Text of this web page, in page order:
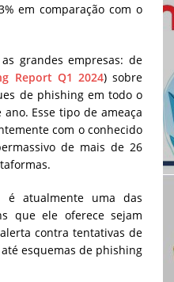
em comparação com o
grandes empresas: de
Report Q1 2024) sobre
de phishing em todo o
Esse tipo de ameaça
com o conhecido
de mais de 26
é atualmente uma das
que ele oferece sejam
contra tentativas de
esquemas de phishing